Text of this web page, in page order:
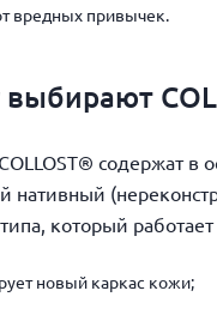
вредных привычек.
содержат в
нативный
который
новый каркас кожи;